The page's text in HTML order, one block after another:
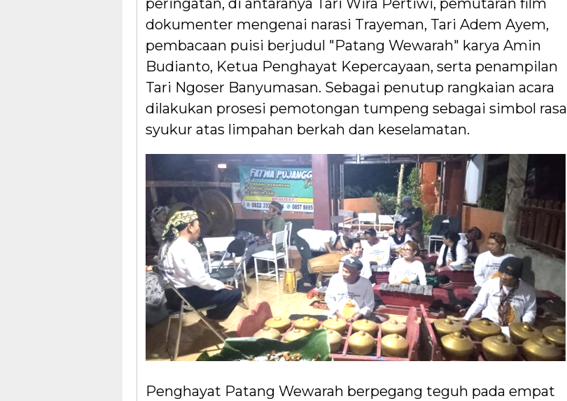
peringatan, di antaranya Tari Wira Pertiwi, pemutaran film
dokumenter mengenai narasi Trayeman, Tari Adem Ayem,
pembacaan puisi berjudul "Patang Wewarah" karya Amin
Budianto, Ketua Penghayat Kepercayaan, serta penampilan
Tari Ngoser Banyumasan. Sebagai penutup rangkaian acara
dilakukan prosesi pemotongan tumpeng sebagai simbol rasa
syukur atas limpahan berkah dan keselamatan.
Penghayat Patang Wewarah berpegang teguh pada empat